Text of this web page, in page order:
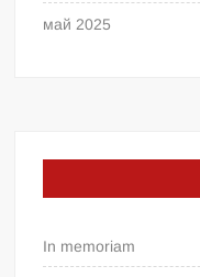
май 2025
In memoriam